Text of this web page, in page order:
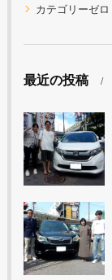
カテゴリーゼロ
最近の投稿